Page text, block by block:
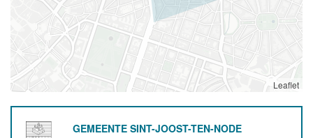
Leaflet
GEMEENTE SINT-JOOST-TEN-NODE